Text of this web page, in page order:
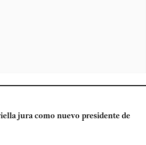
jura como nuevo presidente de